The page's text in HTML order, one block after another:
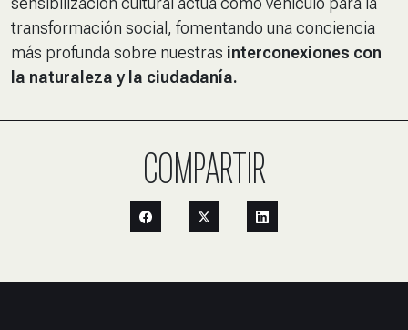
transformación social, fomentando una conciencia
más profunda sobre nuestras interconexiones con
la naturaleza y la ciudadanía.
COMPARTIR